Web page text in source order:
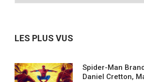
LES PLUS VUS
Spider-Man
Daniel Cretton,